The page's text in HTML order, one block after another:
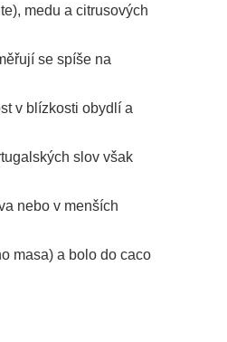
medu a citrusových
se spíše na
v blízkosti obydlí a
slov však
nebo v menších
masa) a bolo do caco